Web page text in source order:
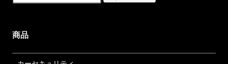
商品